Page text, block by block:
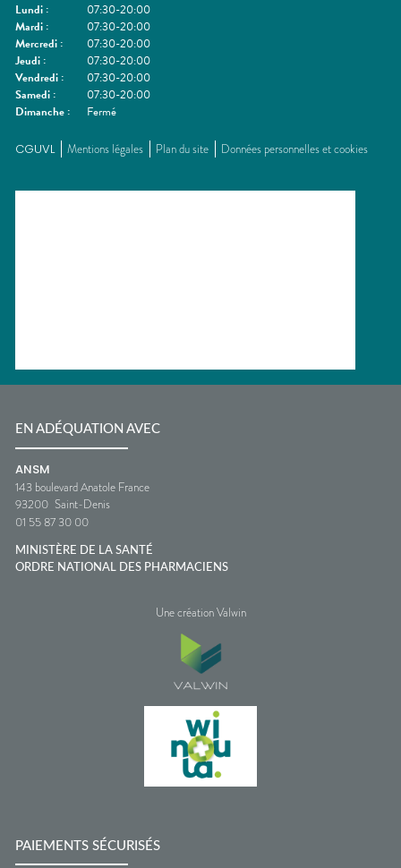
Lundi :
07:30-20:00
Mardi :
07:30-20:00
Mercredi :
07:30-20:00
Jeudi :
07:30-20:00
Vendredi :
07:30-20:00
Samedi :
07:30-20:00
Dimanche : Fermé
CGUVL Mentions légales Plan du site Données personnelles et cookies
EN ADÉQUATION AVEC
ANSM
143 boulevard Anatole France
93200 Saint-Denis
01 55 87 30 00
MINISTÈRE DE LA SANTÉ
ORDRE NATIONAL DES PHARMACIENS
Une création Valwin
PAIEMENTS SÉCURISÉS